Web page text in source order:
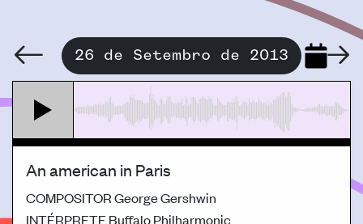
26 de Setembro de 2013
An american in Paris
COMPOSITORGeorge Gershwin
INTÉRPRETE Buffalo Philharmonic